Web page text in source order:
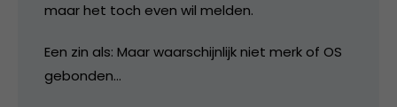
maar het toch even wil melden.
Een zin als: Maar waarschijnlijk niet merk of OS
gebonden…